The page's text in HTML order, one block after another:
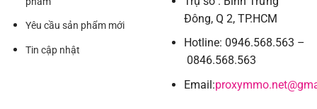
Yêu cầu sản phẩm mới
Tin cập nhật
Đông, Q 2, TP.HCM
Hotline: 0946.568.563 –
0846.568.563
Email: